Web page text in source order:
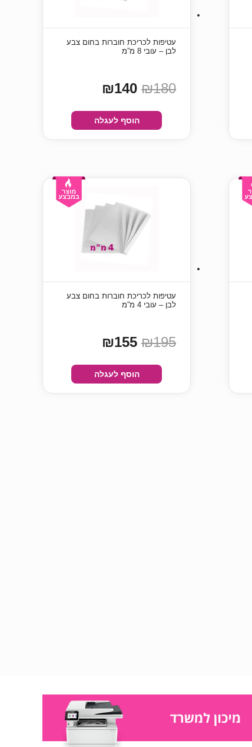
עטיפות לכריכת חוברות בחום צבע
לבן – עובי 8 מ”מ
₪180
הוסף לעגלה
עטיפות לכריכת חוברות בחום צבע
לבן – עובי 4 מ”מ
₪195
הוסף לעגלה